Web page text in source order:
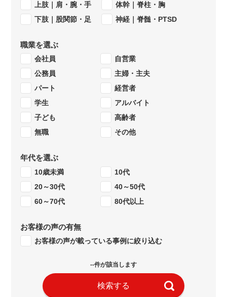
上肢｜肩・腕・手
体幹｜脊柱・胸
下肢｜股関節・足
神経｜脊髄・PTSD
職業を選ぶ
会社員
自営業
公務員
主婦・主夫
パート
経営者
学生
アルバイト
子ども
高齢者
無職
その他
年代を選ぶ
10歳未満
10代
20～30代
40～50代
60～70代
80代以上
お客様の声の有無
お客様の声が載っている事例に絞り込む
--件が該当します
検索する